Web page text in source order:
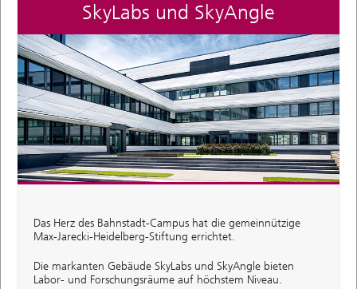
SkyLabs und SkyAngle
Das Herz des Bahnstadt-Campus hat die gemeinnützige
Max-Jarecki-Heidelberg-Stiftung errichtet.
Die markanten Gebäude SkyLabs und SkyAngle bieten
Labor- und Forschungsräume auf höchstem Niveau.